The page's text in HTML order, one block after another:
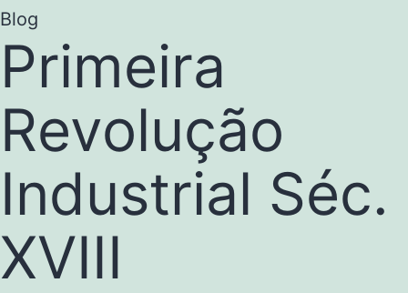
Blog
Primeira
Revolução
Industrial Séc.
XVIII